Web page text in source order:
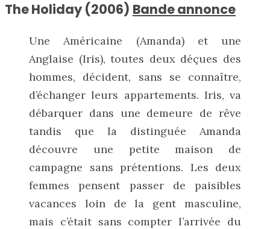
The Holiday (2006) Bande annonce
Une Américaine (Amanda) et une
Anglaise (Iris), toutes deux déçues des
hommes, décident, sans se connaître,
d’échanger leurs appartements. Iris, va
débarquer dans une demeure de rêve
tandis que la distinguée Amanda
découvre une petite maison de
campagne sans prétentions. Les deux
femmes pensent passer de paisibles
vacances loin de la gent masculine,
mais c’était sans compter l’arrivée du